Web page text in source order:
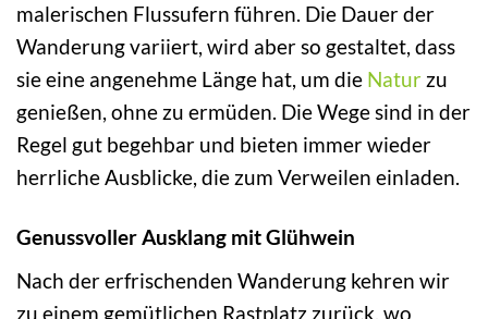
malerischen Flussufern führen. Die Dauer der
Wanderung variiert, wird aber so gestaltet, dass
sie eine angenehme Länge hat, um die Natur zu
genießen, ohne zu ermüden. Die Wege sind in der
Regel gut begehbar und bieten immer wieder
herrliche Ausblicke, die zum Verweilen einladen.
Genussvoller Ausklang mit Glühwein
Nach der erfrischenden Wanderung kehren wir
zu einem gemütlichen Rastplatz zurück, wo